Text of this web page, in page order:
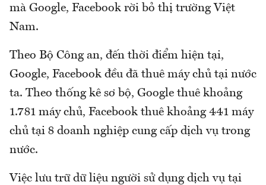
mà Google, Facebook rời bỏ thị trường Việt
Nam.
Theo Bộ Công an, đến thời điểm hiện tại,
Google, Facebook đều đã thuê máy chủ tại nước
ta. Theo thống kê sơ bộ, Google thuê khoảng
1.781 máy chủ, Facebook thuê khoảng 441 máy
chủ tại 8 doanh nghiệp cung cấp dịch vụ trong
nước.
Việc lưu trữ dữ liệu người sử dụng dịch vụ tại